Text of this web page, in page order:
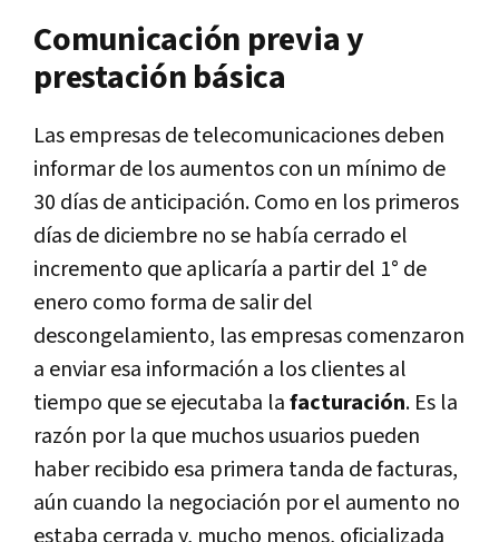
Comunicación previa y
prestación básica
Las empresas de telecomunicaciones deben
informar de los aumentos con un mínimo de
30 días de anticipación. Como en los primeros
días de diciembre no se había cerrado el
incremento que aplicaría a partir del 1° de
enero como forma de salir del
descongelamiento, las empresas comenzaron
a enviar esa información a los clientes al
tiempo que se ejecutaba lafacturación. Es la
razón por la que muchos usuarios pueden
haber recibido esa primera tanda de facturas,
aún cuando la negociación por el aumento no